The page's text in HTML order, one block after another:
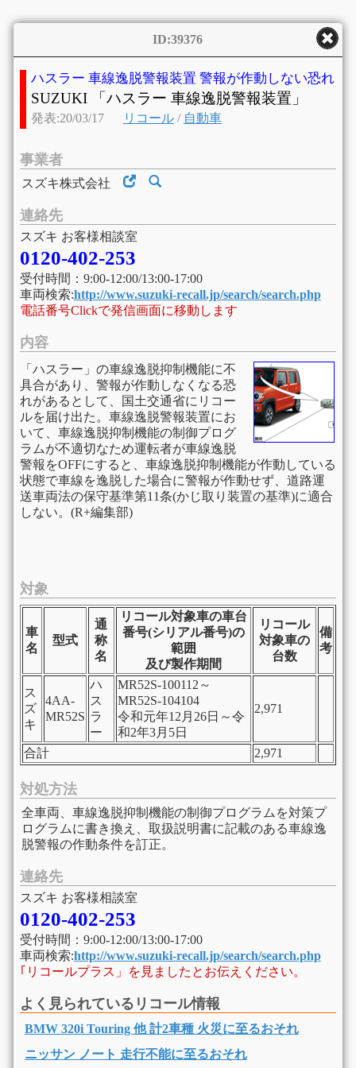
ID:39376
ハスラー 車線逸脱警報装置 警報が作動しない恐れ
SUZUKI 「ハスラー 車線逸脱警報装置」
発表:20/03/17 リコール/ 自動車
事業者
スズキ株式会社
連絡先
スズキ お客様相談室
0120-402-253
受付時間：9:00-12:00/13:00-17:00
車両検索:http://www.suzuki-recall.jp/search/search.php
電話番号Clickで発信画面に移動します
内容
「ハスラー」の車線逸脱抑制機能に不
具合があり、警報が作動しなくなる恐
れがあるとして、国土交通省にリコー
ルを届け出た。車線逸脱警報装置にお
いて、車線逸脱抑制機能の制御プログ
ラムが不適切なため運転者が車線逸脱
警報をOFFにすると、車線逸脱抑制機能が作動している
状態で車線を逸脱した場合に警報が作動せず、道路運
送車両法の保守基準第11条(かじ取り装置の基準)に適合
しない。(R+編集部)
対象
車
名
型式
通
称
名
リコール対象車の車台
番号(シリアル番号)の
範囲
及び製作期間
リコール
対象車の
台数
備
考
ス
ズ
キ
4AA-
MR52S
ハ
ス
ラ
ー
MR52S-100112～
MR52S-104104
令和元年12月26日～令
和2年3月5日
2,971
合計 2,971
対処方法
全車両、車線逸脱抑制機能の制御プログラムを対策プ
ログラムに書き換え、取扱説明書に記載のある車線逸
脱警報の作動条件を訂正。
連絡先
スズキ お客様相談室
0120-402-253
受付時間：9:00-12:00/13:00-17:00
車両検索:http://www.suzuki-recall.jp/search/search.php
｢リコールプラス」を見ましたとお伝えください。
よく見られているリコール情報
BMW 320i Touring 他 計2車種 火災に至るおそれ
ニッサン ノート 走行不能に至るおそれ